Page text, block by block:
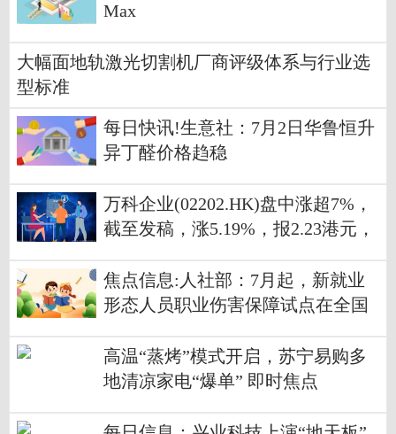
Max
大幅面地轨激光切割机厂商评级体系与行业选
型标准
每日快讯!生意社：7月2日华鲁恒升
异丁醛价格趋稳
万科企业(02202.HK)盘中涨超7%，
截至发稿，涨5.19%，报2.23港元，
焦点信息:人社部：7月起，新就业
形态人员职业伤害保障试点在全国
高温“蒸烤”模式开启，苏宁易购多
地清凉家电“爆单” 即时焦点